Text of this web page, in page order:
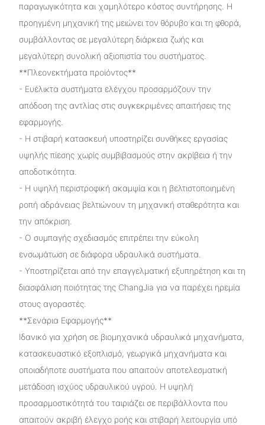
παραγωγικότητα και χαμηλότερο κόστος συντήρησης. Η
προηγμένη μηχανική της μειώνει τον θόρυβο και τη φθορά,
συμβάλλοντας σε μεγαλύτερη διάρκεια ζωής και
μεγαλύτερη συνολική αξιοπιστία του συστήματος.
**Πλεονεκτήματα προϊόντος**
- Ευέλικτα συστήματα ελέγχου προσαρμόζουν την
απόδοση της αντλίας στις συγκεκριμένες απαιτήσεις της
εφαρμογής.
- Η στιβαρή κατασκευή υποστηρίζει συνθήκες εργασίας
υψηλής πίεσης χωρίς συμβιβασμούς στην ακρίβεια ή την
αποδοτικότητα.
- Η υψηλή περιστροφική ακαμψία και η βελτιστοποιημένη
ροπή αδράνειας βελτιώνουν τη μηχανική σταθερότητα και
την απόκριση.
- Ο συμπαγής σχεδιασμός επιτρέπει την εύκολη
ενσωμάτωση σε διάφορα υδραυλικά συστήματα.
- Υποστηρίζεται από την επαγγελματική εξυπηρέτηση και τη
διασφάλιση ποιότητας της ChangJia για να παρέχει ηρεμία
στους αγοραστές.
**Σενάρια Εφαρμογής**
Ιδανικό για χρήση σε βιομηχανικά υδραυλικά μηχανήματα,
κατασκευαστικό εξοπλισμό, γεωργικά μηχανήματα και
οποιαδήποτε συστήματα που απαιτούν αποτελεσματική
μετάδοση ισχύος υδραυλικού υγρού. Η υψηλή
προσαρμοστικότητά του ταιριάζει σε περιβάλλοντα που
απαιτούν ακριβή έλεγχο ροής και στιβαρή λειτουργία υπό